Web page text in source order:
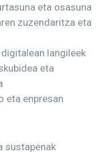
eta osasuna
zuzendaritza eta
langileek
eta
eta enpresan
sustapenak